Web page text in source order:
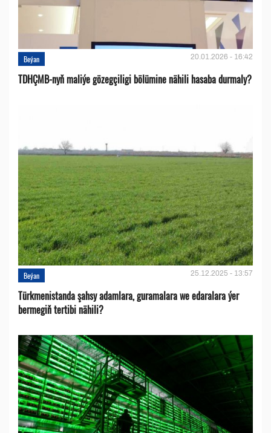
Beýan 20.01.2026 - 16:42
TDHÇMB-nyň maliýe gözegçiligi bölümine nähili hasaba durmaly?
Beýan 25.12.2025 - 13:57
Türkmenistanda şahsy adamlara, guramalara we edaralara ýer
bermegiň tertibi nähili?